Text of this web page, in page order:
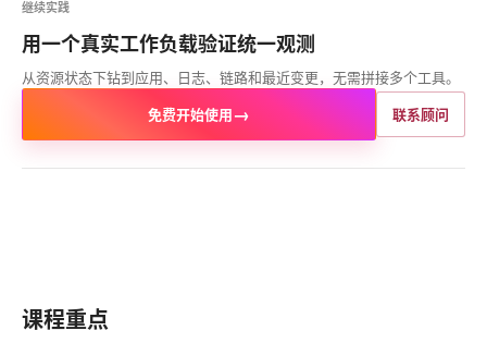
继续实践
用一个真实工作负载验证统一观测
从资源状态下钻到应用、日志、链路和最近变更，无需拼接多个工具。
免费开始使用→ 联系顾问
课程重点